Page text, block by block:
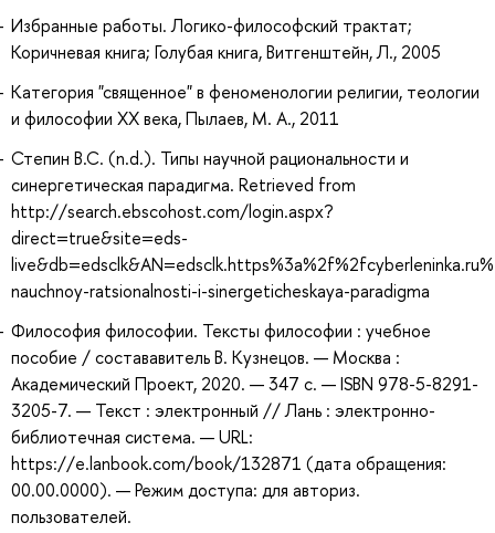
Избранные работы. Логико-философский трактат;
Коричневая книга; Голубая книга, Витгенштейн, Л., 2005
Категория "священное" в феноменологии религии, теологии
и философии XX века, Пылаев, М. А., 2011
Степин В.С. (n.d.). Типы научной рациональности и
синергетическая парадигма. Retrieved from
http://search.ebscohost.com/login.aspx?
direct=true&site=eds-
nauchnoy-ratsionalnosti-i-sinergeticheskaya-paradigma
Философия философии. Тексты философии : учебное
пособие / состававитель В. Кузнецов. — Москва :
Академический Проект, 2020. — 347 с. — ISBN 978-5-8291-
3205-7. — Текст : электронный // Лань : электронно-
библиотечная система. — URL:
https://e.lanbook.com/book/132871 (дата обращения:
00.00.0000). — Режим доступа: для авториз.
пользователей.